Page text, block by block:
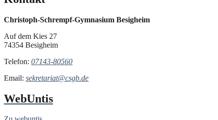
Christoph-Schrempf-Gymnasium Besigheim
Auf dem Kies 27
74354 Besigheim
Telefon: 07143-80560
Email: sekretariat@csgb.de
WebUntis